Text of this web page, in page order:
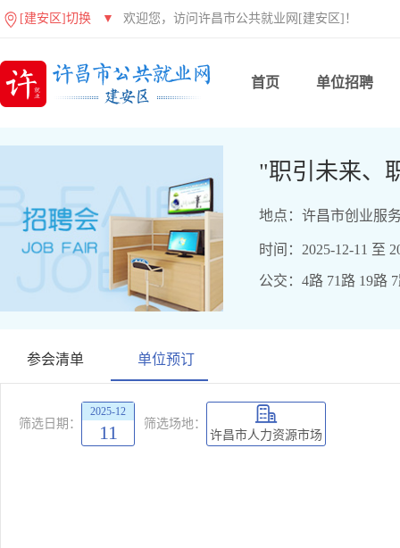
[建安区]切换 ▼ 欢迎您，访问许昌市公共就业网[建安区]！
首页 单位招聘
"职引未来、
地点：许昌市创业服
时间：2025-12-11 至
公交：4路 71路 19路
参会清单 单位预订
筛选日期：
2025-12
11
筛选场地：
许昌市人力资源市场